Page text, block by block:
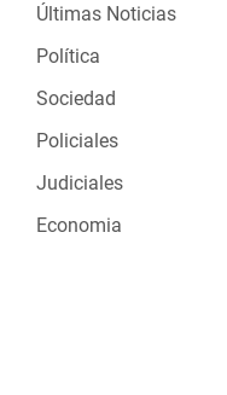
Últimas Noticias
Política
Sociedad
Policiales
Judiciales
Economia